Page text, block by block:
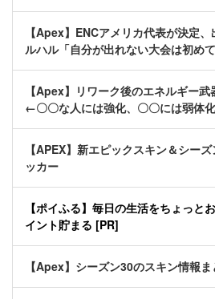
【Apex】ENCアメリカ代表が決定
ルハル「自分が出れない大会は初めて
【Apex】リワーク後のエネルギー
←〇〇な人には強化、〇〇には弱体
【APEX】新エピックスキン＆シー
ッカー
【ポイふる】毎日の生活をちょっと
イント貯まる [PR]
【Apex】シーズン30のスキン情報